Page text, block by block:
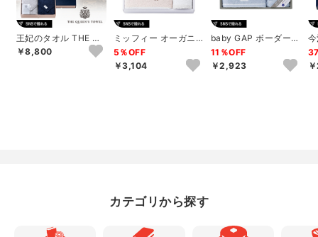
王妃のタオル THE QU
EEN’S TOWEL バス
タ...
￥8,800
ミッフィー オーガニ
ック バス1P･ウォッシ
ュタオル1P
5％OFF
￥3,104
baby GAP ボーダーベ
ア バス1P･ウォッシュ
タオ...
11％OFF
￥2,923
カテゴリから探す